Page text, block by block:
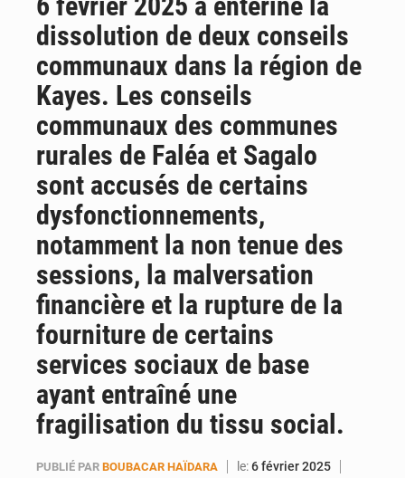
Mobilité étudiante : une présence africaine en hausse dans les universités russes
Emploi des jeunes au Mali : des compétences encore difficiles à valoriser
dissolution de deux conseils
communaux dans la région de
Kayes. Les conseils
communaux des communes
rurales de Faléa et Sagalo
sont accusés de certains
dysfonctionnements,
notamment la non tenue des
sessions, la malversation
financière et la rupture de la
fourniture de certains
services sociaux de base
ayant entraîné une
fragilisation du tissu social.
PUBLIÉ PAR BOUBACAR HAÏDARA le:6 février 2025